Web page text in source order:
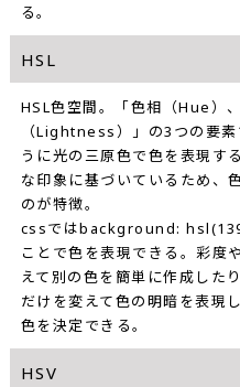
る。
HSL
HSL色空間。「色相（Hue）
（Lightness）」の3つの要
うに光の三原色で色を表現す
な印象に基づいているため、
のが特徴。
cssではbackground:
ことで色を表現できる。彩度
えて別の色を簡単に作成した
だけを変えて色の明暗を表現
色を決定できる。
HSV